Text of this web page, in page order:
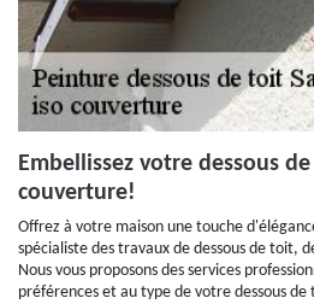
Embellissez votre dessous
couverture!
Offrez à votre maison une touche
spécialiste des travaux de dessous de toit,
Nous vous proposons des services
préférences et au type de votre dessous de